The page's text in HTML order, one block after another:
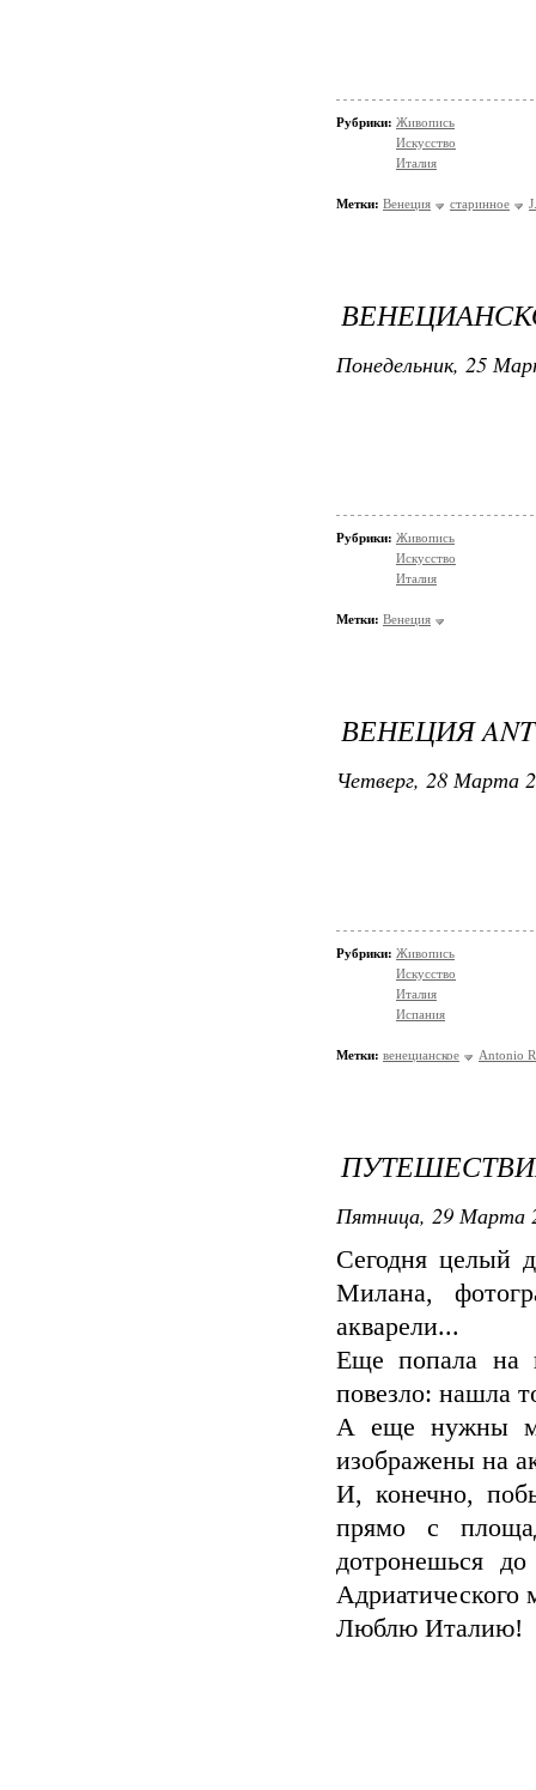
Рубрики: Живопись
Искусство
Италия
Метки: Венеция старинное
Понедельник, 25
Рубрики: Живопись
Искусство
Италия
Метки: Венеция
ВЕНЕЦИЯ
Четверг, 28 Марта
Рубрики: Живопись
Искусство
Италия
Испания
Метки: венецианское Antonio
Пятница, 29 Марта
Сегодня целый
Милана,
акварели...
Еще попала на
повезло: нашла
А еще нужны
изображены на
И, конечно,
прямо с
дотронешься
Адриатического
Люблю Италию!